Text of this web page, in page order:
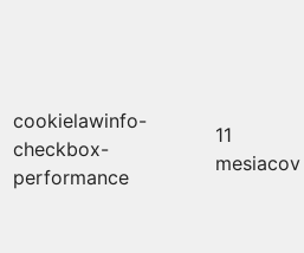
cookielawinfo-
checkbox-
performance
11
mesiacov